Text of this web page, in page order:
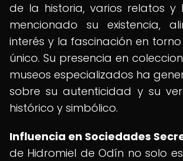
de la historia, varios relatos y
mencionado su existencia,
interés y la fascinación en
único. Su presencia en
museos especializados ha
sobre su autenticidad y su
histórico y simbólico.
Influencia en Sociedades
de Hidromiel de Odín no solo